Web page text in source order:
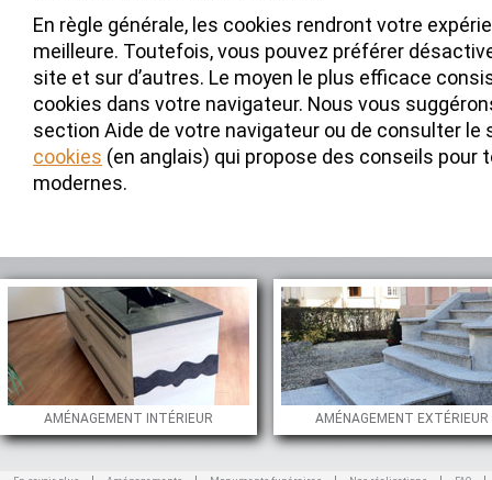
En règle générale, les cookies rendront votre
meilleure. Toutefois, vous pouvez préférer
site et sur d’autres. Le moyen le plus efficace
cookies dans votre navigateur. Nous vous
section Aide de votre navigateur ou de consulter le
cookies (en anglais) qui propose des conseils pour
modernes.
AMÉNAGEMENT INTÉRIEUR AMÉNAGEMENT EXTÉRIEUR